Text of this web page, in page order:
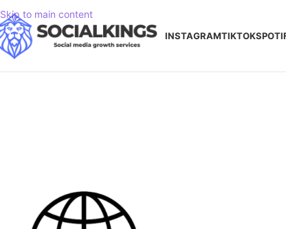
Skip to main content
INSTAGRAMTIKTOK